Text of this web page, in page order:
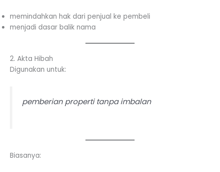
memindahkan hak dari penjual ke pembeli
menjadi dasar balik nama
2. Akta Hibah
Digunakan untuk:
pemberian properti tanpa imbalan
Biasanya: